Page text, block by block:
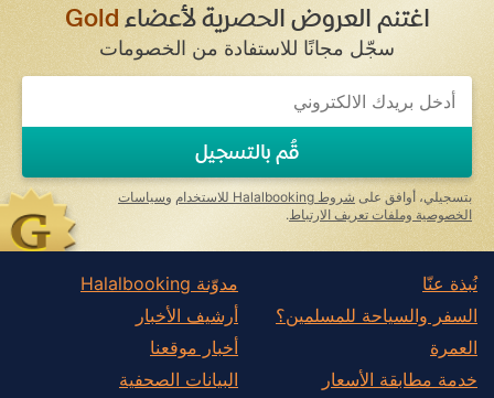
اغتنم العروض الحصرية لأعضاءGold
سجّل مجانًا للاستفادة من الخصومات
If
you
ignore
this
field
قُم بالتسجيل
بتسجيلي، أوافق على شروط Halalbooking للاستخدام وسياسات
الخصوصية وملفات تعريف الارتباط .
نُبذة عنّا
السفر والسياحة للمسلمين؟
العمرة
خدمة مطابقة الأسعار
مدوّنة Halalbooking
أرشيف الأخبار
أخبار موقعنا
البيانات الصحفية